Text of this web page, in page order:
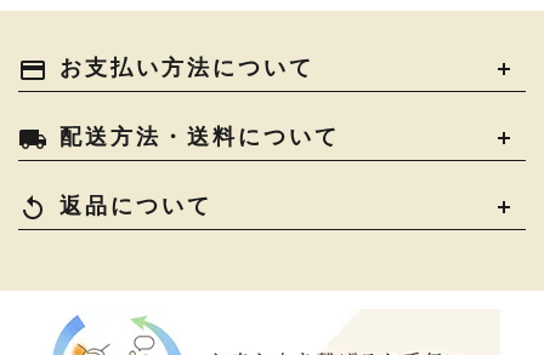
payment お支払い方法について
local_shipping 配送方法・送料について
replay 返品について